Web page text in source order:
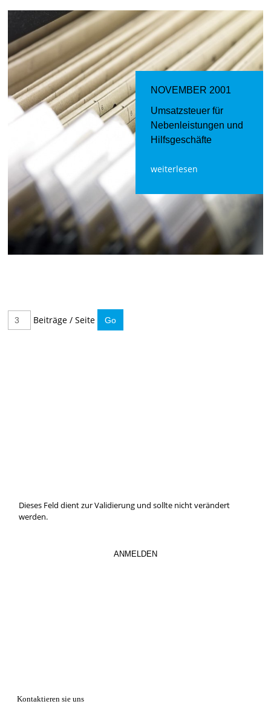
NOVEMBER 2001
Umsatzsteuer für
Nebenleistungen und
Hilfsgeschäfte
weiterlesen
Beiträge / Seite
Dieses Feld dient zur Validierung und sollte nicht verändert
werden.
Kontaktieren sie uns